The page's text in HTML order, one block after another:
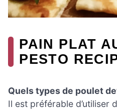
PAIN PLAT
PESTO
Quels types de poulet
Il est préférable d’utiliser